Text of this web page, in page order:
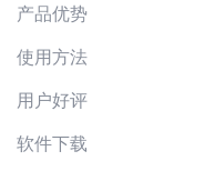
产品优势
使用方法
用户好评
软件下载